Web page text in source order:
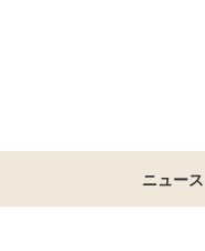
ニュース